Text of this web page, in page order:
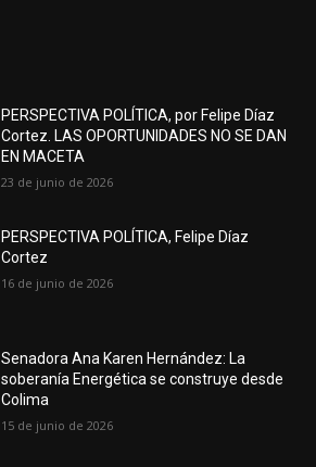
PERSPECTIVA POLÍTICA, por Felipe Díaz
Cortez. LAS OPORTUNIDADES NO SE DAN
EN MACETA
23 de junio de 2026
PERSPECTIVA POLÍTICA, Felipe Díaz
Cortez
16 de junio de 2026
Senadora Ana Karen Hernández: La
soberanía Energética se construye desde
Colima
15 de junio de 2026